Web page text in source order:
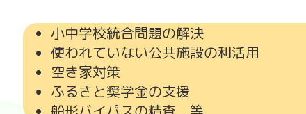
小中学校統合問題の解決
使われていない公共施設の利活用
空き家対策
ふるさと奨学金の支援